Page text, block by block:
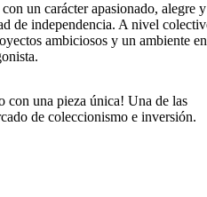
un carácter apasionado, alegre y
de independencia. A nivel
ambiciosos y un ambiente
con una pieza única! Una de las
de coleccionismo e inversión.